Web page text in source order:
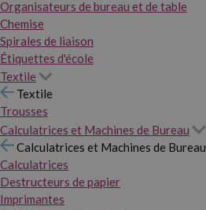
Organisateurs de bureau et de table
Chemise
Spirales de liaison
Étiquettes d'école
Textile
Textile
Trousses
Calculatrices et Machines de Bureau
Calculatrices et Machines de Bureau
Calculatrices
Destructeurs de papier
Imprimantes